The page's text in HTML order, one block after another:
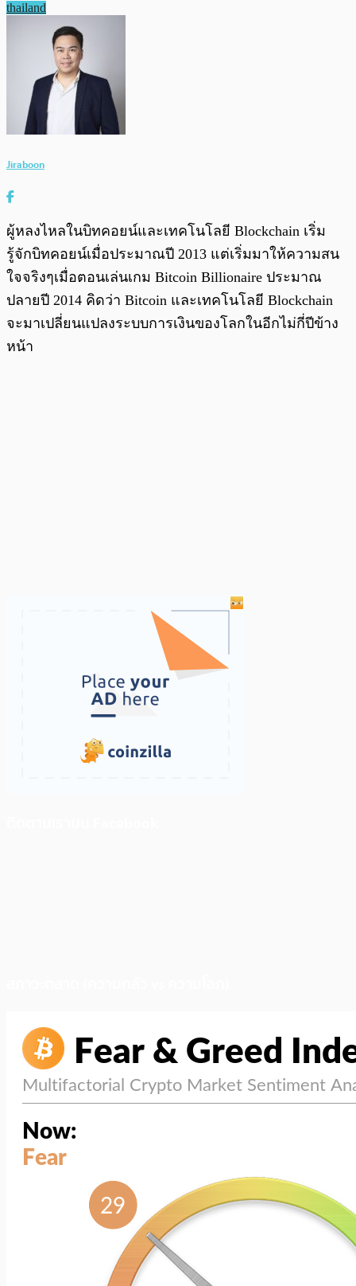
thailand
Jiraboon
ผู้หลงไหลในบิทคอยน์และเทคโนโลยี Blockchain เริ่ม
รู้จักบิทคอยน์เมื่อประมาณปี 2013 แต่เริ่มมาให้ความสน
ใจจริงๆเมื่อตอนเล่นเกม Bitcoin Billionaire ประมาณ
ปลายปี 2014 คิดว่า Bitcoin และเทคโนโลยี Blockchain
จะมาเปลี่ยนแปลงระบบการเงินของโลกในอีกไม่กี่ปีข้าง
หน้า